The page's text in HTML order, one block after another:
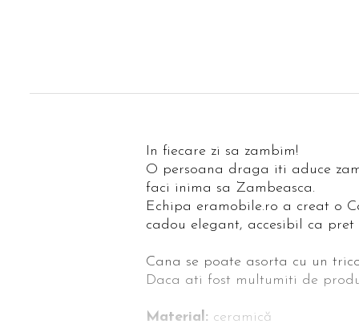
In fiecare zi sa zambim!
O persoana draga iti aduce
faci inima sa Zambeasca.
Echipa eramobile.ro a creat o
cadou elegant, accesibil ca pret
Cana se poate asorta cu un
Daca ati fost multumiti de
Material: ceramică